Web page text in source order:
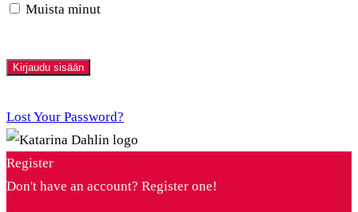
Muista minut
Lost Your Password?
Register
Don't have an account? Register one!